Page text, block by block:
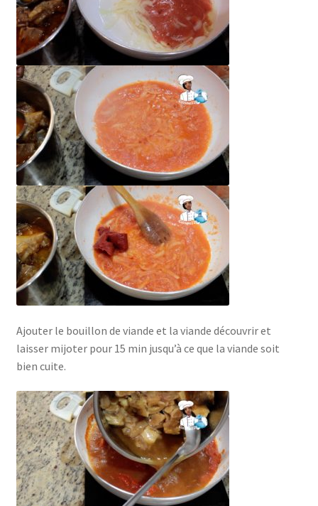
Ajouter le bouillon de viande et la viande découvrir et
laisser mijoter pour 15 min jusqu’à ce que la viande soit
bien cuite.